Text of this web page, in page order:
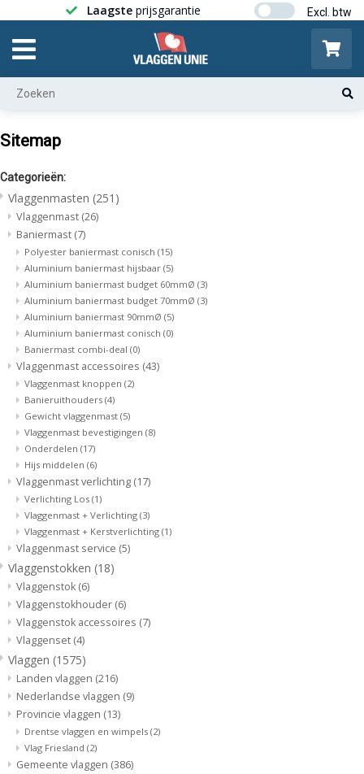
Laagste prijsgarantie Gratis
Sitemap
Categorieën:
Vlaggenmasten (251)
Vlaggenmast (26)
Baniermast (7)
Polyester baniermast conisch (15)
Aluminium baniermast hijsbaar (5)
Aluminium baniermast budget 60mmØ (3)
Aluminium baniermast budget 70mmØ (3)
Aluminium baniermast 90mmØ (5)
Aluminium baniermast conisch (0)
Baniermast combi-deal (0)
Vlaggenmast accessoires (43)
Vlaggenmast knoppen (2)
Banieruithouders (4)
Gewicht vlaggenmast (5)
Vlaggenmast bevestigingen (8)
Onderdelen (17)
Hijs middelen (6)
Vlaggenmast verlichting (17)
Verlichting Los (1)
Vlaggenmast + Verlichting (3)
Vlaggenmast + Kerstverlichting (1)
Vlaggenmast service (5)
Vlaggenstokken (18)
Vlaggenstok (6)
Vlaggenstokhouder (6)
Vlaggenstok accessoires (7)
Vlaggenset (4)
Vlaggen (1575)
Landen vlaggen (216)
Nederlandse vlaggen (9)
Provincie vlaggen (13)
Drentse vlaggen en wimpels (2)
Vlag Friesland (2)
Gemeente vlaggen (386)